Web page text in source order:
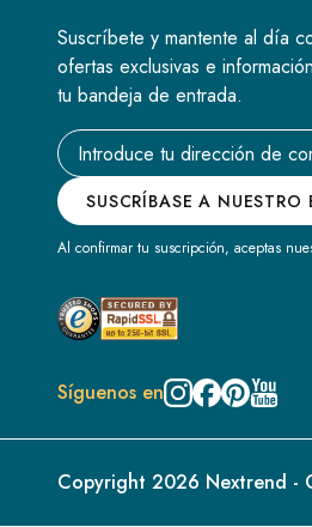
Suscríbete y mantente al día
ofertas exclusivas e
tu bandeja de entrada.
Email address
SUSCRÍBASE A NUESTRO
Al confirmar tu suscripción, aceptas
Síguenos en
Copyright 2026 Nextrend -